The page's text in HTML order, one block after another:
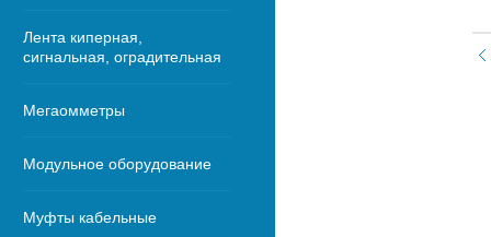
Лента киперная,
сигнальная, оградительная
Мегаомметры
Модульное оборудование
Муфты кабельные